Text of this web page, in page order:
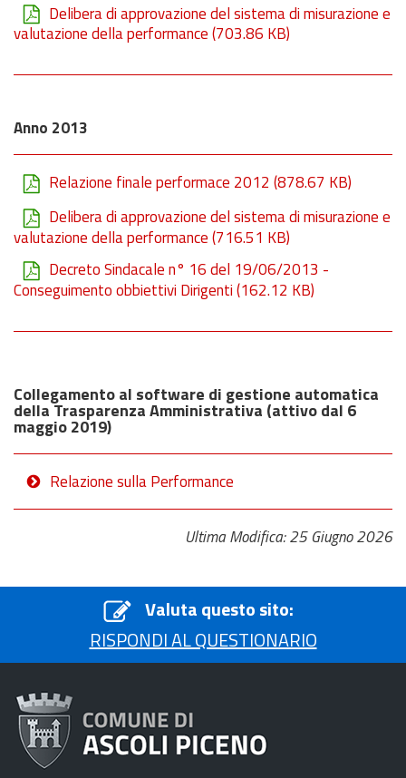
Delibera di approvazione del sistema di misurazione e
valutazione della performance(703.86 KB)
Anno 2013
Relazione finale performace 2012 (878.67 KB)
Delibera di approvazione del sistema di misurazione e
valutazione della performance(716.51 KB)
Decreto Sindacale n° 16 del 19/06/2013 -
Conseguimento obbiettivi Dirigenti(162.12 KB)
Collegamento al software di gestione automatica
della Trasparenza Amministrativa (attivo dal 6
maggio 2019)
Relazione sulla Performance
Ultima Modifica: 25 Giugno 2026
Valuta questo sito:
RISPONDI AL QUESTIONARIO